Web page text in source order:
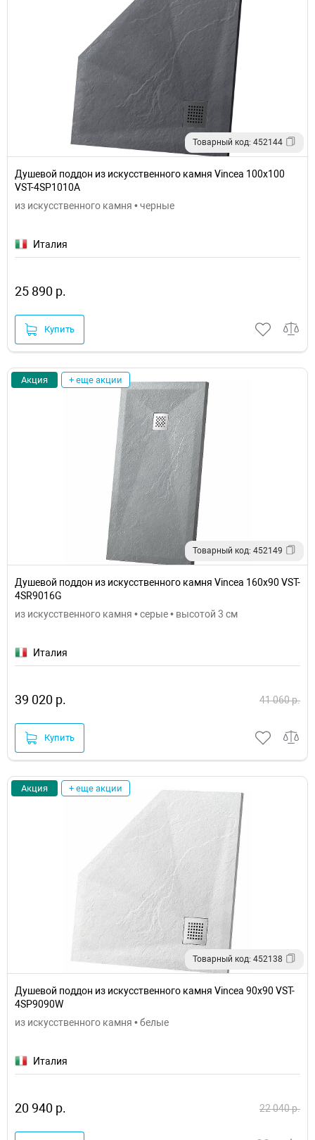
Товарный код: 452144
Душевой поддон из искусственного камня Vincea 100х100
VST-4SP1010A
из искусственного камня • черные
Италия
25 890 р.
Купить
Акция + еще акции
Товарный код: 452149
Душевой поддон из искусственного камня Vincea 160x90 VST-
4SR9016G
из искусственного камня • серые • высотой 3 см
Италия
39 020 р. 41 060 р.
Купить
Акция + еще акции
Товарный код: 452138
Душевой поддон из искусственного камня Vincea 90x90 VST-
4SP9090W
из искусственного камня • белые
Италия
20 940 р. 22 040 р.